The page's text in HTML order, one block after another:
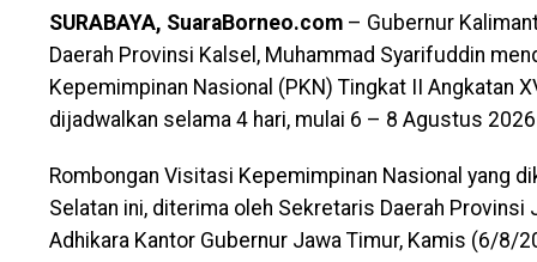
SURABAYA, SuaraBorneo.com – Gubernur
Daerah Provinsi Kalsel, Muhammad Syarifuddin
Kepemimpinan Nasional (PKN) Tingkat II Angkatan
dijadwalkan selama 4 hari, mulai 6 – 8 Agustus
Rombongan Visitasi Kepemimpinan Nasional yang
Selatan ini, diterima oleh Sekretaris Daerah Provinsi
Adhikara Kantor Gubernur Jawa Timur, Kamis (6/8/